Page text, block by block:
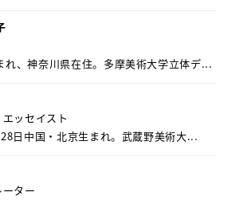
れ、神奈川県在住。多摩美術大学立体デ...
ッセイスト
日中国・北京生まれ。武蔵野美術大...
ター